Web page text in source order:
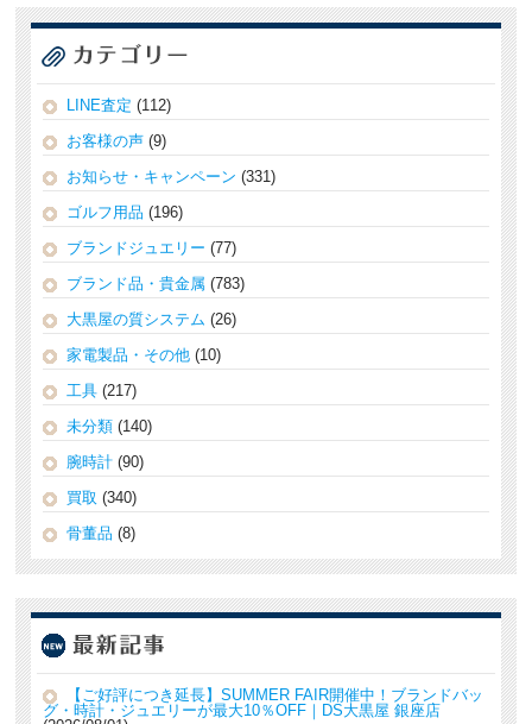
LINE査定 (112)
お客様の声 (9)
お知らせ・キャンペーン (331)
ゴルフ用品 (196)
ブランドジュエリー (77)
ブランド品・貴金属 (783)
大黒屋の質システム (26)
家電製品・その他 (10)
工具 (217)
未分類 (140)
腕時計 (90)
買取 (340)
骨董品 (8)
【ご好評につき延長】SUMMER FAIR開催中！ブランドバッ
グ・時計・ジュエリーが最大10％OFF｜DS大黒屋 銀座店